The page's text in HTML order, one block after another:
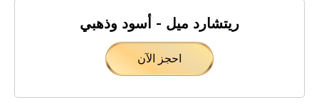
ريتشارد ميل - أسود وذهبي
احجز الآن